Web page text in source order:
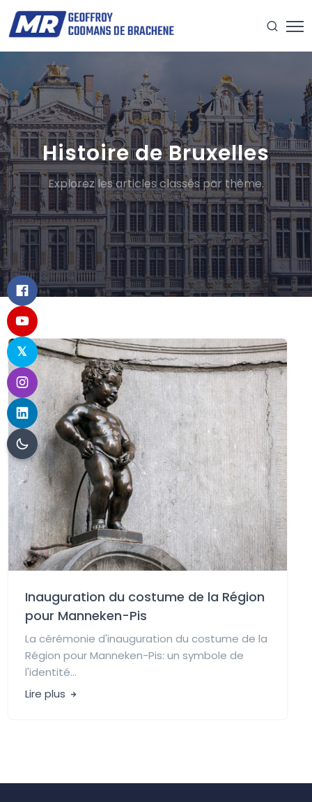
Histoire de Bruxelles
Explorez les articles classés par thème.
Inauguration du costume de la Région
pour Manneken-Pis
La cérémonie d'inauguration du costume de la
Région pour Manneken-Pis: un symbole de
l'identité...
Lire plus